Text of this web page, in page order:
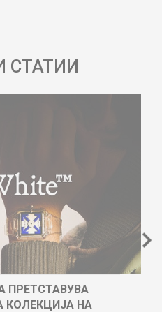
СТАТИИ
ПРЕТСТАВУВА
КОЛЕКЦИЈА НА